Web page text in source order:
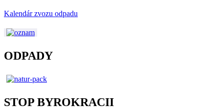
Kalendár zvozu odpadu
ODPADY
STOP BYROKRACII